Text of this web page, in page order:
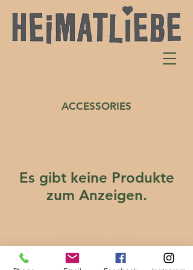
Es gibt keine Produkte
zum Anzeigen.
ACCESSORIES